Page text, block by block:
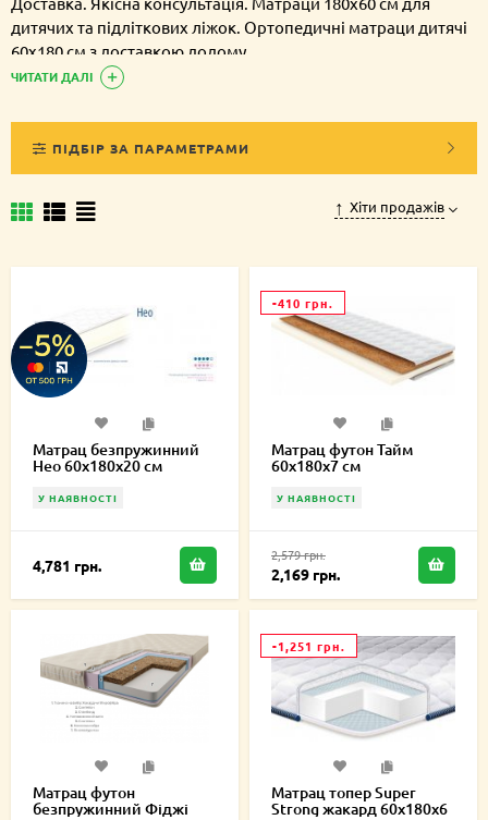
дитячих та підліткових ліжок. Ортопедичні матраци дитячі
60х180 см з доставкою додому.
ЧИТАТИ ДАЛІ
ПІДБІР ЗА ПАРАМЕТРАМИ
Хіти продажів
Матрац безпружинний
Нео 60х180х20 см
У НАЯВНОСТІ
4,781 грн.
-410 грн.
Матрац футон Тайм
60х180х7 см
У НАЯВНОСТІ
2,579 грн.
2,169 грн.
Матрац футон
безпружинний Фіджі
-1,251 грн.
Матрац топер Super
Strong жакард 60х180х6